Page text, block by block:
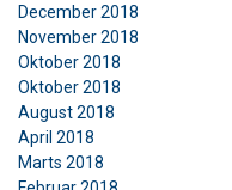
December 2018
November 2018
Oktober 2018
Oktober 2018
August 2018
April 2018
Marts 2018